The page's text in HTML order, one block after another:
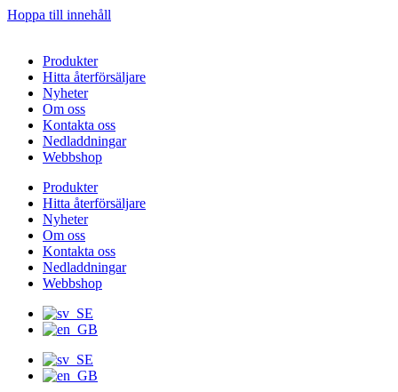
Hoppa till innehåll
Produkter
Hitta återförsäljare
Nyheter
Om oss
Kontakta oss
Nedladdningar
Webbshop
Produkter
Hitta återförsäljare
Nyheter
Om oss
Kontakta oss
Nedladdningar
Webbshop